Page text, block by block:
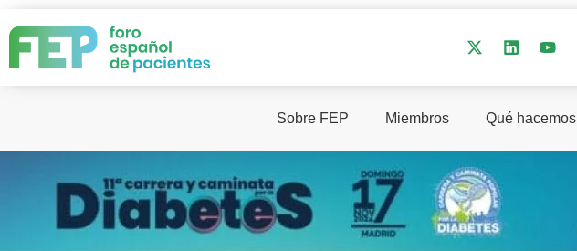
Sobre FEP Miembros Qué hacemos